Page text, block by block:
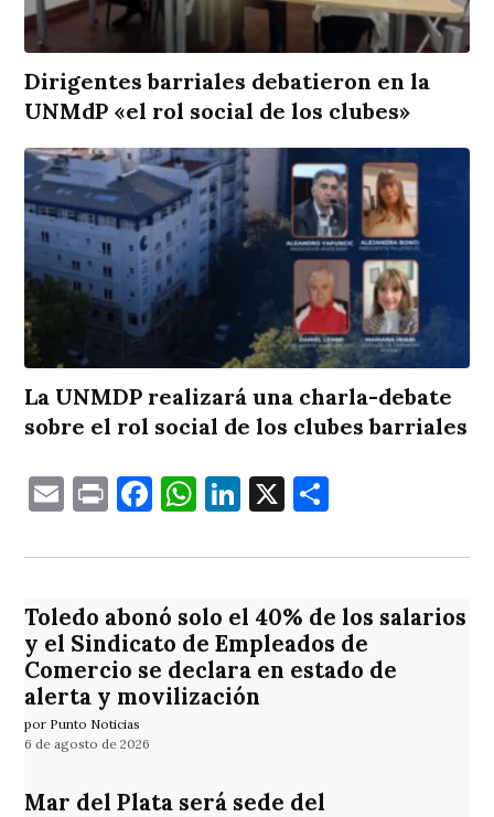
Dirigentes barriales debatieron en la
UNMdP «el rol social de los clubes»
La UNMDP realizará una charla-debate
sobre el rol social de los clubes barriales
EmailPrintFacebook
WhatsApp
LinkedIn
X
Toledo abonó solo el 40% de los salarios
y el Sindicato de Empleados de
Comercio se declara en estado de
alerta y movilización
por Punto Noticias
6 de agosto de 2026
Mar del Plata será sede del